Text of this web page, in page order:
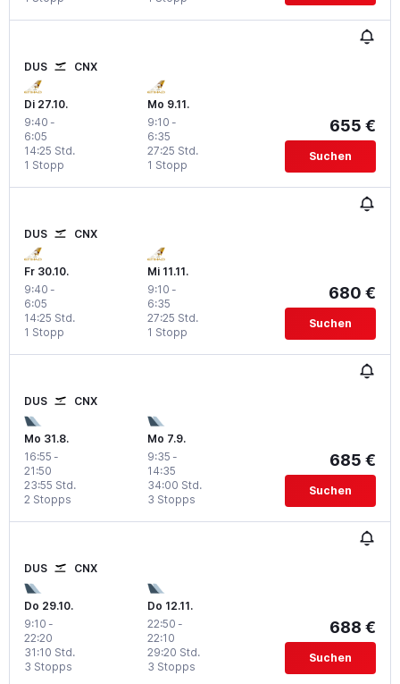
DUS CNX
Di 27.10.
9:40 -
6:05
1 Stopp
14:25 Std.
Mo 9.11.
9:10 -
6:35
1 Stopp
27:25 Std.
655 €
Suchen
DUS CNX
Fr 30.10.
9:40 -
6:05
1 Stopp
14:25 Std.
Mi 11.11.
9:10 -
6:35
1 Stopp
27:25 Std.
680 €
Suchen
DUS CNX
Mo 31.8.
16:55 -
21:50
2 Stopps
23:55 Std.
Mo 7.9.
9:35 -
14:35
3 Stopps
34:00 Std.
685 €
Suchen
DUS CNX
Do 29.10.
9:10 -
22:20
3 Stopps
31:10 Std.
Do 12.11.
22:50 -
22:10
3 Stopps
29:20 Std.
688 €
Suchen